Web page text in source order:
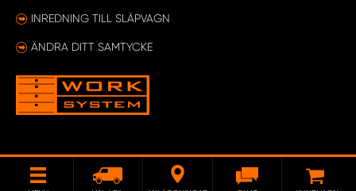
INREDNING TILL SLÄPVAGN
ÄNDRA DITT SAMTYCKE